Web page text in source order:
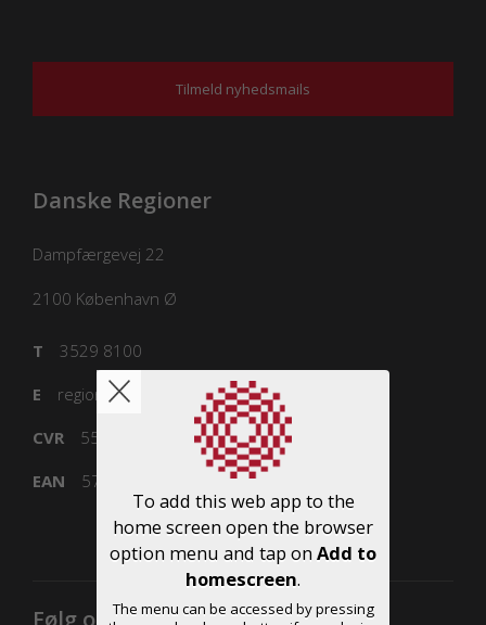
Tilmeld nyhedsmails
Danske Regioner
Dampfærgevej 22
2100 København Ø
3529 8100
T
regioner@regioner.dk
E
55832218
CVR
5798000016477
EAN
To add this web app to the
home screen open the browser
option menu and tap on Add to
homescreen.
The menu can be accessed by pressing